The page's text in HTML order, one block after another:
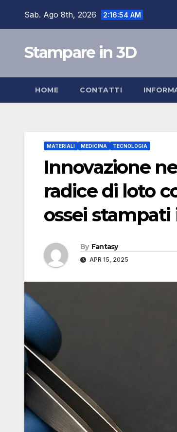
Sab. Ago 8th, 2026 2:16:55 AM
Stampare in 3D
HOME CONTATTI
MATERIALI MEDICINA TECNOLOGIA
Innovazione
radice di loto
ossei stampati
By Fantasy
APR 15, 2025